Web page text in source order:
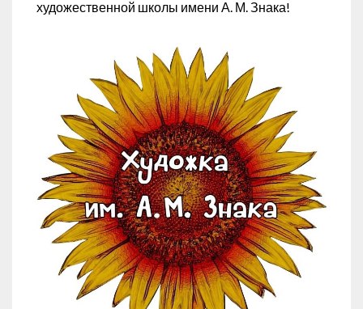
художественной школы имени А. М. Знака!